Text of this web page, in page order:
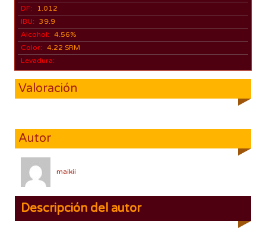
DF:
1.012
IBU: 39.9
Alcohol: 4.56%
Color: 4.22 SRM
Levadura:
Valoración
Autor
maikii
Descripción del autor